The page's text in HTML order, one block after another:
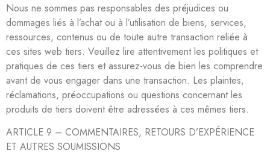
Nous ne sommes pas responsables des préjudices ou
dommages liés à l’achat ou à l’utilisation de biens, services,
ressources, contenus ou de toute autre transaction reliée à
ces sites web tiers. Veuillez lire attentivement les politiques et
pratiques de ces tiers et assurez-vous de bien les comprendre
avant de vous engager dans une transaction. Les plaintes,
réclamations, préoccupations ou questions concernant les
produits de tiers doivent être adressées à ces mêmes tiers.
ARTICLE 9 – COMMENTAIRES, RETOURS D’EXPÉRIENCE
ET AUTRES SOUMISSIONS